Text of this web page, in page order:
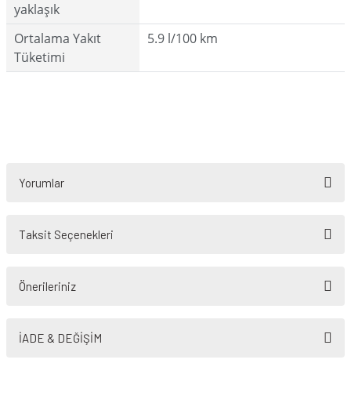
yaklaşık
Ortalama Yakıt
Tüketimi
5.9 l/100 km
Yorumlar
Taksit Seçenekleri
Önerileriniz
yetersiz gördüğünüz noktaları öneri formunu kullanarak tarafımıza
İADE & DEĞİŞİM